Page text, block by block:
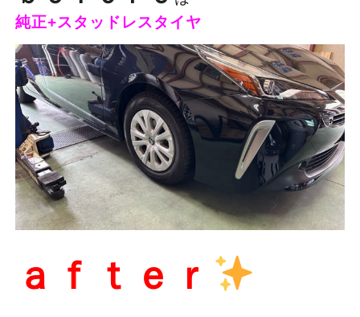
純正+スタッドレスタイヤ
ａｆｔｅｒ